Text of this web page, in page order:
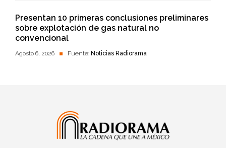
Presentan 10 primeras conclusiones preliminares
sobre explotación de gas natural no
convencional
Agosto 6, 2026 Fuente: Noticias Radiorama